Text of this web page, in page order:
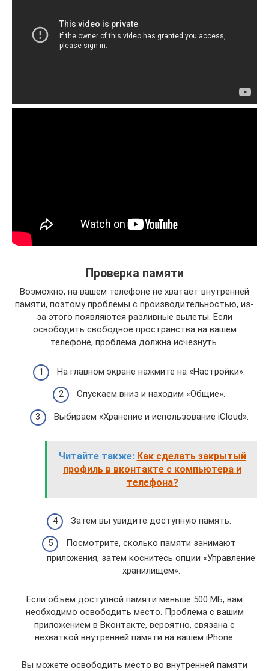
Проверка памяти
Возможно, на вашем телефоне не хватает внутренней
памяти, поэтому проблемы с производительностью, из-
за этого появляются разливные вылеты. Если
освободить свободное пространства на вашем
телефоне, проблема должна исчезнуть.
На главном экране нажмите на «Настройки».
Спускаем вниз и находим «Общие».
Выбираем «Хранение и использование iCloud».
Читайте также: Как сделать закрытый
профиль в вконтакте с компьютера и
телефона?
Затем вы увидите доступную память.
Посмотрите, сколько памяти занимают
приложения, затем коснитесь опции «Управление
хранилищем».
Если объем доступной памяти меньше 500 МБ, вам
необходимо освободить место. Проблема с вашим
приложением в Вконтакте, вероятно, связана с
нехваткой внутренней памяти на вашем iPhone.
Вы можете освободить место во внутренней памяти